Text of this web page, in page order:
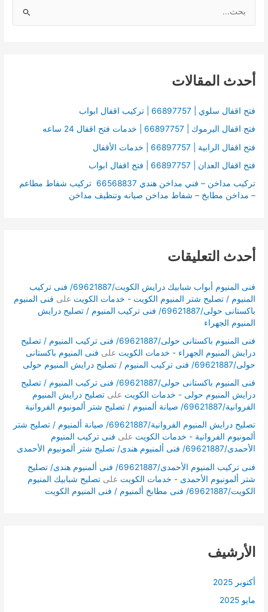
ث
ن
:
أحدث المقالات
فتح اقفال سلوي | 66897757 | تركيب اقفال ابواب
فتح اقفال اليرموك | 66897757 | خدمات فتح اقفال 24 ساعه
فتح اقفال الرابية | 66897757 | خدمات الأقفال
فتح اقفال العدان | 66897757 | فتح اقفال ابواب
تركيب مداخن – فني مداخن هندي 66568837 تركيب شفاط مطاعم
– مداخن مطابخ – شفاط مداخن صيانه وتنظيف مداخن
أحدث التعليقات
فنى المنيوم أبواب شبابيك درايش الكويت/69621887/ فنى تركيب
المنيوم / تصليح شتر المنيوم الكويت - خدمات الكويت على فنى المنيوم
باكستانى حولى/69621887/ فنى تركيب المنيوم / تصليح درايش
المنيوم الجهراء
فنى المنيوم باكستانى حولى/69621887/ فنى تركيب المنيوم / تصليح
درايش المنيوم الجهراء - خدمات الكويت على فنى المنيوم باكستانى
حولى/69621887/ فنى تركيب المنيوم / تصليح درايش المنيوم حولى
فنى المنيوم باكستانى حولى/69621887/ فنى تركيب المنيوم / تصليح
درايش المنيوم حولى - خدمات الكويت علىتصليح درايش المنيوم
الفروانية/69621887/ صيانة ألمنيوم / تصليح شتر ألمونيوم الفروانية
تصليح درايش المنيوم الفروانية/69621887/ صيانة ألمنيوم / تصليح شتر
ألمونيوم الفروانية - خدمات الكويت على فنى تركيب المنيوم
الأحمدى/69621887/ فنى ألمنيوم هندى/ تصليح شتر ألمونيوم الأحمدى
فنى تركيب المنيوم الأحمدى/69621887/ فنى ألمنيوم هندى/ تصليح
شتر ألمونيوم الأحمدى - خدمات الكويت علىتصليح شبابيك المنيوم
الكويت/69621887/ فنى مطابخ ألمنيوم / فنى المنيوم الكويت
الأرشيف
أكتوبر 2025
مايو 2025